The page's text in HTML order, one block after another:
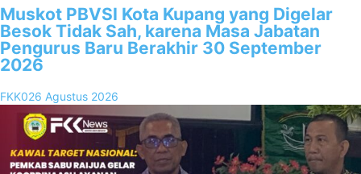
Muskot PBVSI Kota Kupang yang Digelar
Besok Tidak Sah, karena Masa Jabatan
Pengurus Baru Berakhir 30 September
2026
FKK026 Agustus 2026